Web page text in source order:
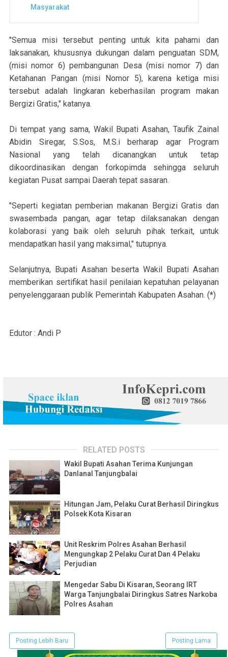
Masyarakat
"Semua misi tersebut penting untuk kita pahami dan
laksanakan, khususnya dukungan dalam penguatan SDM,
(misi nomor 6) pembangunan Desa (misi nomor 7) dan
Ketahanan Pangan (misi Nomor 5), karena ketiga misi
tersebut adalah lingkaran keberhasilan program makan
Bergizi Gratis," katanya.
Di tempat yang sama, Wakil Bupati Asahan, Taufik Zainal
Abidin Siregar, S.Sos, M.S.i berharap agar Program
Nasional yang telah dicanangkan untuk tetap
dikoordinasikan dengan forkopimda sehingga seluruh
kegiatan Pusat sampai Daerah tepat sasaran.
"Seperti kegiatan pemberian makanan Bergizi Gratis dan
swasembada pangan, agar tetap dilaksanakan dengan
kolaborasi yang baik oleh seluruh pihak terkait, untuk
mendapatkan hasil yang maksimal," tutupnya.
Selanjutnya, Bupati Asahan beserta Wakil Bupati Asahan
memberikan sertifikat hasil penilaian kepatuhan pelayanan
penyelenggaraan publik Pemerintah Kabupaten Asahan. (*)
Edutor : Andi P
RELATED POSTS
Wakil Bupati Asahan Terima Kunjungan
Danlanal Tanjungbalai
Hitungan Jam, Pelaku Curat Berhasil Diringkus
Polsek Kota Kisaran
Unit Reskrim Polres Asahan Berhasil
Mengungkap 2 Pelaku Curat Dan 4 Pelaku
Perjudian
Mengedar Sabu Di Kisaran, Seorang IRT
Warga Tanjungbalai Diringkus Satres Narkoba
Polres Asahan
Posting Lebih Baru Posting Lama